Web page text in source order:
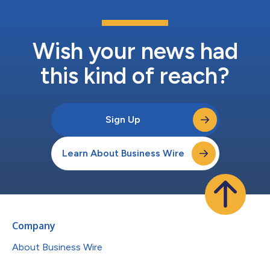
Wish your news had
this kind of reach?
Sign Up
Learn About Business Wire
Company
About Business Wire